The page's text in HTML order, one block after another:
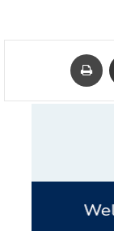
مشاركة عبر البريد